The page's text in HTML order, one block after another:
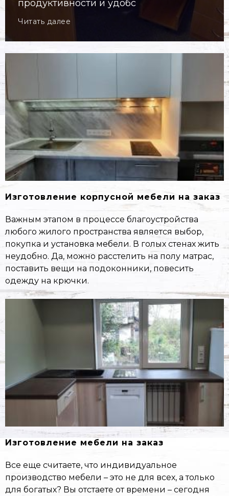
продуктивности и удобс
Читать далее
Изготовление корпусной мебели на заказ
Важным этапом в процессе благоустройства
любого жилого пространства является выбор,
покупка и установка мебели. В голых стенах жить
неудобно. Да, можно расстелить на полу матрас,
поставить вещи на подоконники, повесить
одежду на крючки.
Изготовление мебели на заказ
Все еще считаете, что индивидуальное
производство мебели – это не для всех, а только
для богатых? Вы отстаете от времени – сегодня